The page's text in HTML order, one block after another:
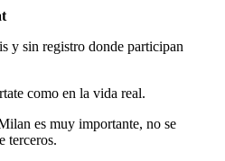
y sin registro donde participan
como en la vida real.
es muy importante, no se
terceros.